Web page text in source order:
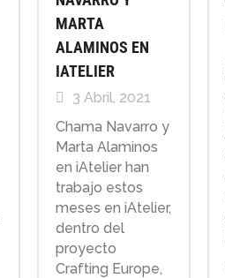
MARTA
ALAMINOS EN
IATELIER
3 Abril, 2021
Chama Navarro y
Marta Alaminos
en iAtelier han
trabajo estos
meses en iAtelier,
dentro del
proyecto
Crafting Europe,